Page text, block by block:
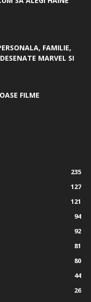
FAMILIE,
MARVEL SI
FILME
235
127
121
94
92
81
80
44
26